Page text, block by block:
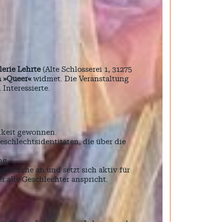
Lehrte(Alte Schlosserei 1, 31275
»Queer«widmet. Die Veranstaltung
Interessierte.
gewonnen.
die über die
an und setzt sich aktiv für
alle Geschlechter anspricht.